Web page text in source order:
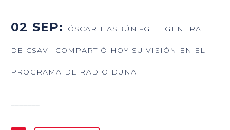
02 SEP: ÓSCAR HASBÚN –GTE. GENERAL
DE CSAV– COMPARTIÓ HOY SU VISIÓN EN EL
PROGRAMA DE RADIO DUNA